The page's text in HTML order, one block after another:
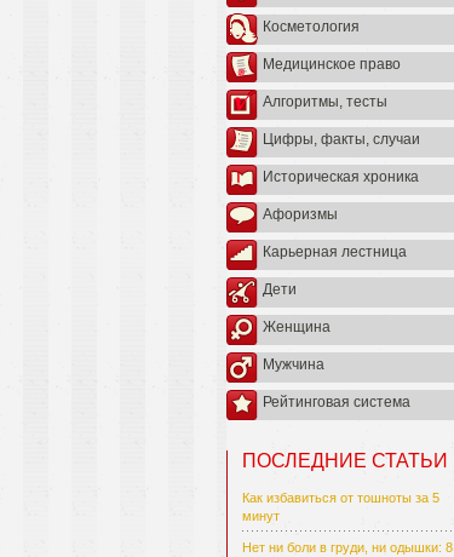
Косметология
Медицинское право
Алгоритмы, тесты
Цифры, факты, случаи
Историческая хроника
Афоризмы
Карьерная лестница
Дети
Женщина
Мужчина
Рейтинговая система
ПОСЛЕДНИЕ СТАТЬИ
Как избавиться от тошноты за 5
минут
Нет ни боли в груди, ни одышки: 8